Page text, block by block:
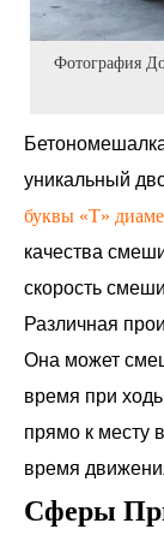
Фотография
уникальный
буквы «Т»
качества
скорость
Различная
Она может
время при
прямо к месту
время
Сферы